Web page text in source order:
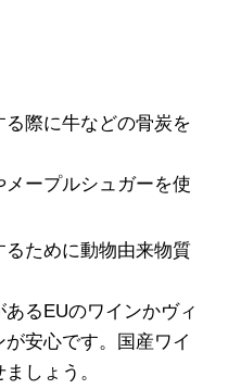
際に牛などの骨炭を
ープルシュガーを使
ために動物由来物質
るEUのワインかヴィ
安心です。国産ワイ
しょう。